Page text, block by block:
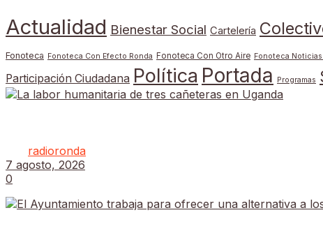
Actualidad Bienestar Social Cartelería
Fonoteca Fonoteca Con Efecto Ronda Fonoteca Con Otro Aire Fonoteca Noticias
Participación Ciudadana Política Portada Programas
radioronda
7 agosto, 2026
0